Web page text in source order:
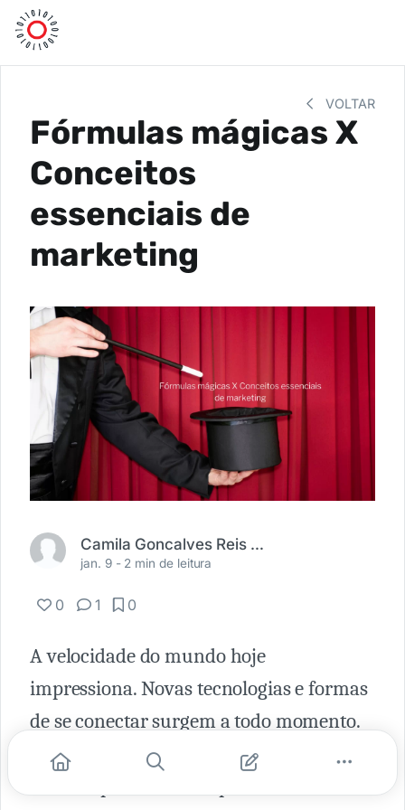
VOLTAR
Fórmulas mágicas X
Conceitos
essenciais de
marketing
Camila Goncalves Reis Rodrigues
jan. 9 - 2 min de leitura
0 1 0
A velocidade do mundo hoje
impressiona. Novas tecnologias e formas
de se conectar surgem a todo momento.
Com essa evolução digital e tecnológica,